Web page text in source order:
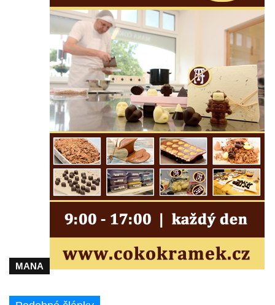
Sousoší Kalvárie před klášterem
dominikánů u Piaristického náměstí v
Českých Budějovicích
Socha svatého Václava u pramene v
Semilech
Pamětní deska Tomáše Garrigue Masaryka
na radnici v Českých Budějovicích
Pamětní deska na biskupské rezidenci v
Českých Budějovicích
Pamětní deska Josefa Hloucha na
biskupské rezidenci v Českých
Budějovicích
Socha žáby u rybníčku na Náměstí v
Kamenném Újezdě
Pamětní kámen družebních obcí Kamenný
Újezd a Krauchthal v parku na Náměstí v
MANA